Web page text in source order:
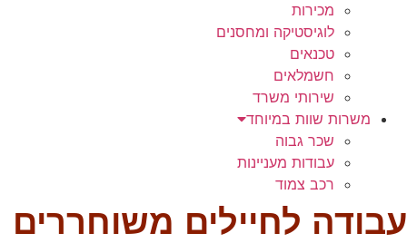
מכירות
לוגיסטיקה ומחסנים
טכנאים
חשמלאים
שירותי משרד
משרות שוות במיוחד
שכר גבוה
עבודות מעניינות
רכב צמוד
עבודה לחיילים משוחררים